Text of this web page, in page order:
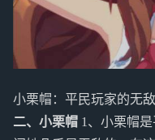
小栗帽：平民玩家的无
二、小栗帽 1、小栗帽